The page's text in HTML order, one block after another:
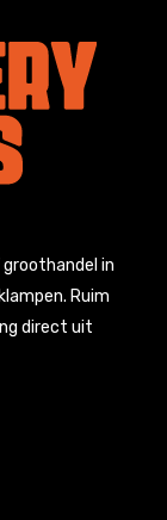
in
Ruim
direct uit